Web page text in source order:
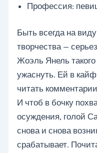
Профессия:
Быть всегда на
творчества —
Жоэль Янель
ужаснуть. Ей в
читать
И чтоб в бочку
осуждения, голой
снова и снова
срабатывает.